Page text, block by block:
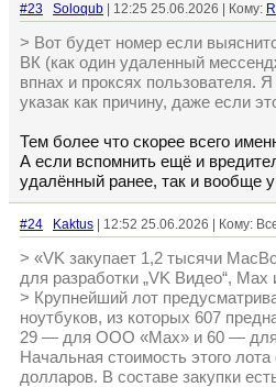
#23 Soloqub | 12:25 25.06.2026 | Кому:
> Вот будет номер если
ВК (как один удаленный
впнах и проксях пользователя.
указак как причину, даже если
Тем более что скорее всего
А если вспомнить ещё и
удалённый ранее, так и вообще
#24 Kaktus | 12:52 25.06.2026 | Кому:
> «VK закупает 1,2 тысячи
для разработки „VK Видео“, Max
> Крупнейший лот
ноутбуков, из которых 607
29 — для ООО «Мах» и 60 —
Начальная стоимость этого
долларов. В составе закупки